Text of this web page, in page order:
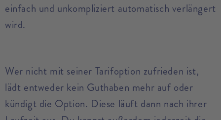
einfach und unkompliziert automatisch verlängert
wird.
Wer nicht mit seiner Tarifoption zufrieden ist,
lädt entweder kein Guthaben mehr auf oder
kündigt die Option. Diese läuft dann nach ihrer